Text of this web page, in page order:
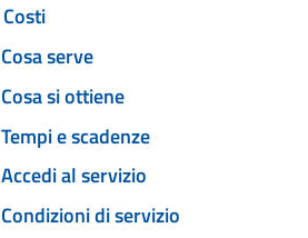
Costi
Cosa serve
Cosa si ottiene
Tempi e scadenze
Accedi al servizio
Condizioni di servizio